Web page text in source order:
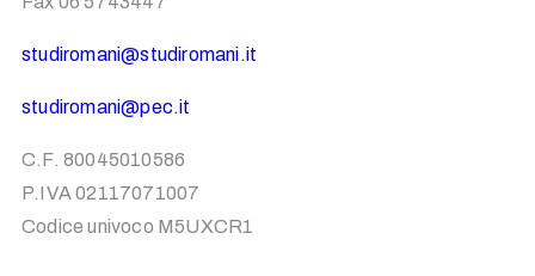
studiromani@studiromani.it
studiromani@pec.it
C.F. 80045010586
P.IVA 02117071007
Codice univoco M5UXCR1